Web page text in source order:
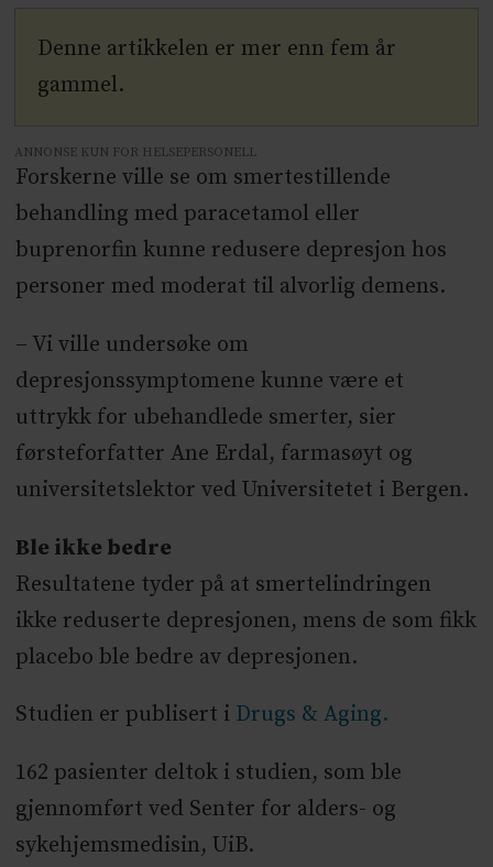
Denne artikkelen er mer enn fem år
gammel.
ANNONSE KUN FOR HELSEPERSONELL
Forskerne ville se om smertestillende
behandling med paracetamol eller
buprenorfin kunne redusere depresjon hos
personer med moderat til alvorlig demens.
– Vi ville undersøke om
depresjonssymptomene kunne være et
uttrykk for ubehandlede smerter, sier
førsteforfatter Ane Erdal, farmasøyt og
universitetslektor ved Universitetet i Bergen.
Ble ikke bedre
Resultatene tyder på at smertelindringen
ikke reduserte depresjonen, mens de som fikk
placebo ble bedre av depresjonen.
Studien er publisert i Drugs & Aging.
162 pasienter deltok i studien, som ble
gjennomført ved Senter for alders- og
sykehjemsmedisin, UiB.